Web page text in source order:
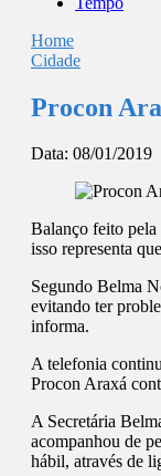
Home
Cidade
Procon
Data: 08/01/2019
Balanço feito pela
isso representa
Segundo Belma
evitando ter
informa.
A telefonia
Procon Araxá
A Secretária
acompanhou de
hábil, através de